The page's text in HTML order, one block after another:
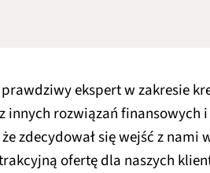
ekspert w zakresie
innych rozwiązań finansowych
zdecydował się wejść z nami
ofertę dla naszych